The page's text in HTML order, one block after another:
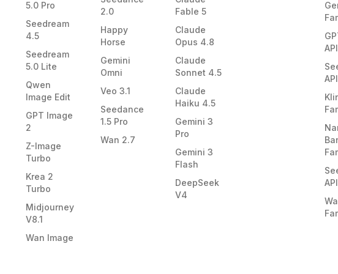
5.0 Pro
Seedream
4.5
Seedream
5.0 Lite
Qwen
Image Edit
GPT Image
2
Z-Image
Turbo
Krea 2
Turbo
Midjourney
V8.1
Wan Image
2.0
Happy
Horse
Gemini
Omni
Veo 3.1
Seedance
1.5 Pro
Wan 2.7
Fable 5
Claude
Opus 4.8
Claude
Sonnet 4.5
Claude
Haiku 4.5
Gemini 3
Pro
Gemini 3
Flash
DeepSeek
V4